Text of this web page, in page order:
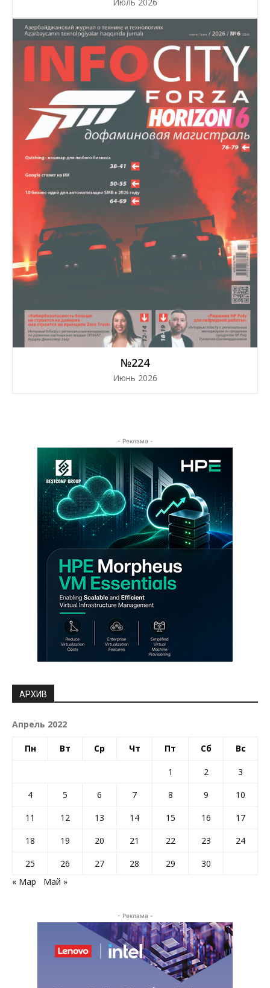
№224
Июнь 2026
- Реклама -
АРХИВ
Апрель 2022
Пн Вт Ср Чт Пт Сб Вс
1 2
3
4
5 6 7 8 9
10
11
12 13 14 15 16
17
18
19 20 21 22 23
24
25
26 27 28 29
30
« Мар
Май »
- Реклама -